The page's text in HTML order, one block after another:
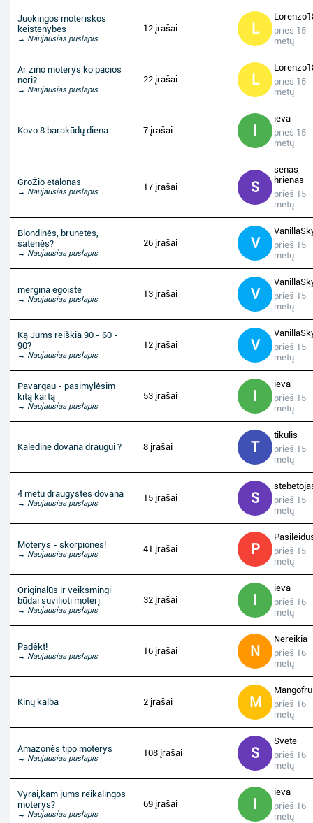
Juokingos moteriskos
keistenybes
→ Naujausias puslapis
12 įrašai L
prieš 15
metų
Ar zino moterys ko pacios
nori?
→ Naujausias puslapis
22 įrašai L
prieš 15
metų
Kovo 8 barakūdų diena 7 įrašai I
ieva
prieš 15
metų
GroŽio etalonas
→ Naujausias puslapis 17 įrašai S
senas
hrienas
prieš 15
metų
Blondinės, brunetės,
šatenės?
→ Naujausias puslapis
26 įrašai V
prieš 15
metų
mergina egoiste
→ Naujausias puslapis
13 įrašai V
prieš 15
metų
Ką Jums reiškia 90 - 60 -
90?
→ Naujausias puslapis
12 įrašai V
prieš 15
metų
Pavargau - pasimylėsim
kitą kartą
→ Naujausias puslapis
53 įrašai I
ieva
prieš 15
metų
Kaledine dovana draugui ? 8 įrašai T
tikulis
prieš 15
metų
4 metu draugystes dovana
→ Naujausias puslapis
15 įrašai S
prieš 15
metų
Moterys - skorpiones!
→ Naujausias puslapis
41 įrašai P
prieš 15
metų
Originalūs ir veiksmingi
būdai suvilioti moterį
→ Naujausias puslapis
32 įrašai I
ieva
prieš 16
metų
Padėkt!
→ Naujausias puslapis
16 įrašai N
Nereikia
prieš 16
metų
Kinų kalba 2 įrašai M
prieš 16
metų
Amazonės tipo moterys
→ Naujausias puslapis
108 įrašai S
Svetė
prieš 16
metų
Vyrai,kam jums reikalingos
moterys?
→ Naujausias puslapis
69 įrašai I
ieva
prieš 16
metų